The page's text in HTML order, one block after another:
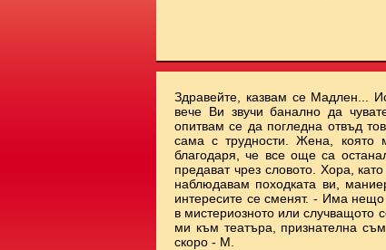
Здравейте, казвам се Мадлен...
вече Ви звучи банално да
опитвам се да погледна отвъд
сама с трудности. Жена, която
благодаря, че все още са
предават чрез словото. Хора,
наблюдавам походката ви,
интересите се сменят. - Има нещо
в мистериозното или случващото
ми към театъра, признателна
скоро - М.